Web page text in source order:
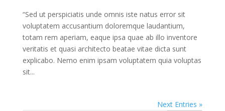
“Sed ut perspiciatis unde omnis iste natus error sit
voluptatem accusantium doloremque laudantium,
totam rem aperiam, eaque ipsa quae ab illo inventore
veritatis et quasi architecto beatae vitae dicta sunt
explicabo. Nemo enim ipsam voluptatem quia voluptas
sit...
Next Entries »